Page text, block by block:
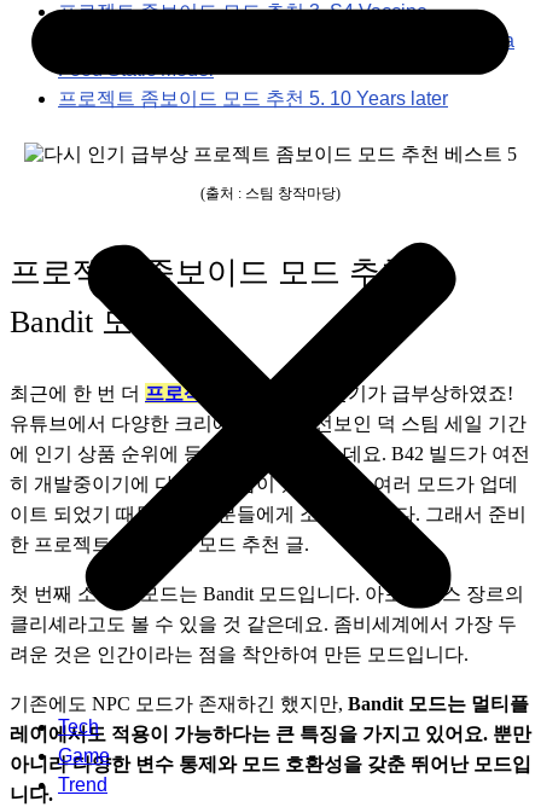
Tech
Game
Trend
프로젝트 좀보이드 모드 추천 3. S4 Vaccine
프로젝트 좀보이드 모드 추천 4. Every Missing Vanilla
Food Static Model
프로젝트 좀보이드 모드 추천 5. 10 Years later
(출처 : 스팀 창작마당)
프로젝트 좀보이드 모드 추천 1.
Bandit 모드
최근에 한 번 더 프로젝트 좀보이드
의 인기가 급부상하였죠!
유튜브에서 다양한 크리에이터들이 선보인 덕 스팀 세일 기간
에 인기 상품 순위에 등재되기도 하였는데요. B42 빌드가 여전
히 개발중이기에 다소 식상함이 있는 지금! 여러 모드가 업데
이트 되었기 때문에 여러분들에게 소개드립니다. 그래서 준비
한 프로젝트 좀보이드 모드 추천 글.
첫 번째 소개할 모드는 Bandit 모드입니다. 아포칼립스 장르의
클리셰라고도 볼 수 있을 것 같은데요. 좀비세계에서 가장 두
려운 것은 인간이라는 점을 착안하여 만든 모드입니다.
기존에도 NPC 모드가 존재하긴 했지만, Bandit 모드는 멀티플
레이에서도 적용이 가능하다는 큰 특징을 가지고 있어요. 뿐만
아니라 다양한 변수 통제와 모드 호환성을 갖춘 뛰어난 모드입
니다.